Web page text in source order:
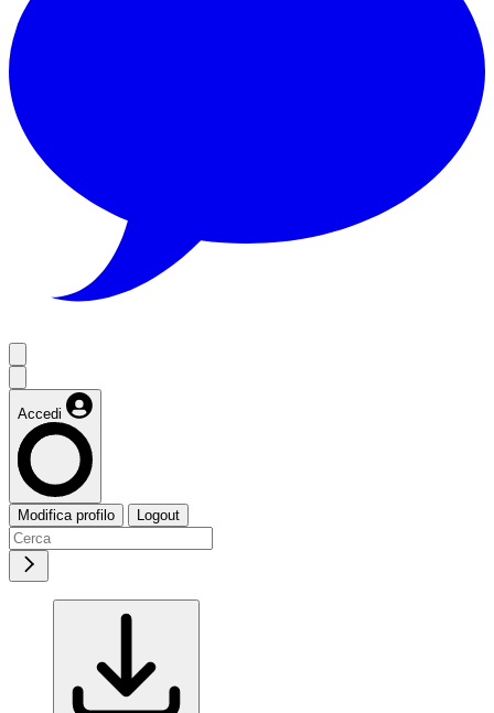
Accedi
Modifica profilo Logout